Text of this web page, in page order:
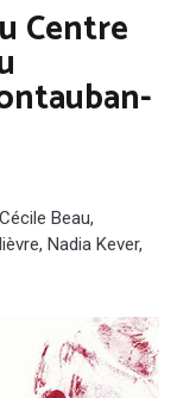
Centre
Beau,
Nadia Kever,